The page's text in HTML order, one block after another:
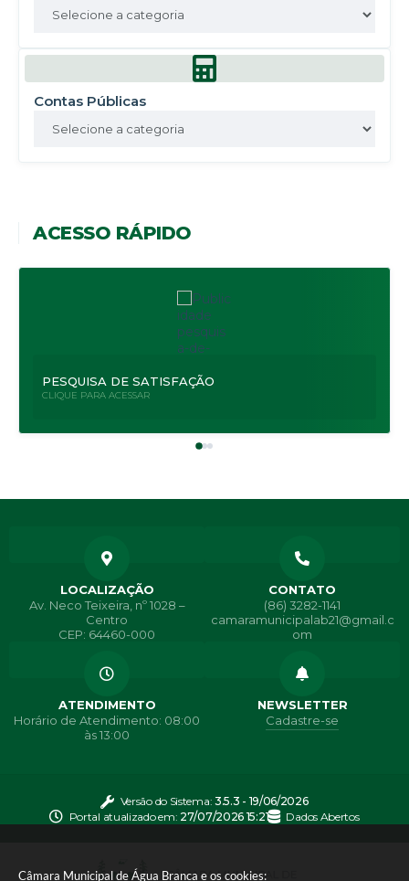
Câmara Municipal de Água Branca e os cookies:
Contas Públicas
ACESSO RÁPIDO
PESQUISA DE SATISFAÇÃO
CLIQUE PARA ACESSAR
LOCALIZAÇÃO
Av. Neco Teixeira, nº 1028 –
Centro
CEP: 64460-000
CONTATO
(86) 3282-1141
camaramunicipalab21@gmail.c
om
ATENDIMENTO
Horário de Atendimento: 08:00
às 13:00
NEWSLETTER
Cadastre-se
Versão do Sistema: 3.5.3 - 19/06/2026
Portal atualizado em: 27/07/2026 15:21 Dados Abertos